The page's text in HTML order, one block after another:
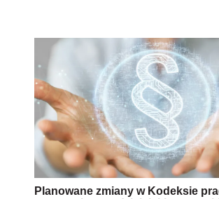
Planowane zmiany w Kodeksie